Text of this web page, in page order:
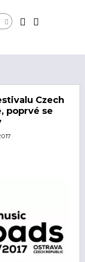
Czech
poprvé se